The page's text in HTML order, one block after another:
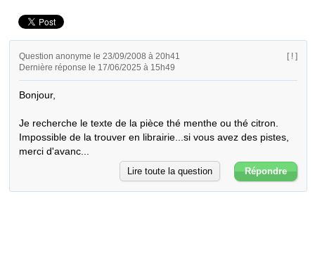
Question anonyme le 23/09/2008 à 20h41
Dernière réponse le 17/06/2025 à 15h49
[ ! ]
Bonjour,
Je recherche le texte de la pièce thé menthe ou thé citron.
Impossible de la trouver en librairie...si vous avez des pistes,
merci d'avanc...
Répondre
Lire toute la question